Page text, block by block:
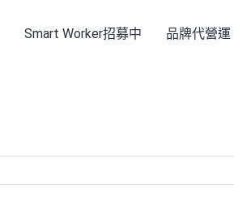
Smart Worker招募中 品牌代營運